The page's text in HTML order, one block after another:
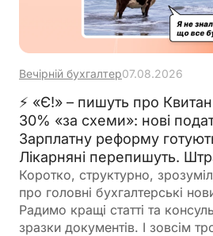
Вечірній бухгалтер07.08.2026
⚡ «Є!» – пишуть про
30% «за схеми»: нові
Зарплатну реформу
Лікарняні перепишуть.
– теж. 🙋‍♀️ Вечірній
Коротко, структурно,
про головні бухгалтерські
Радимо кращі статті та
зразки документів. І зовсім